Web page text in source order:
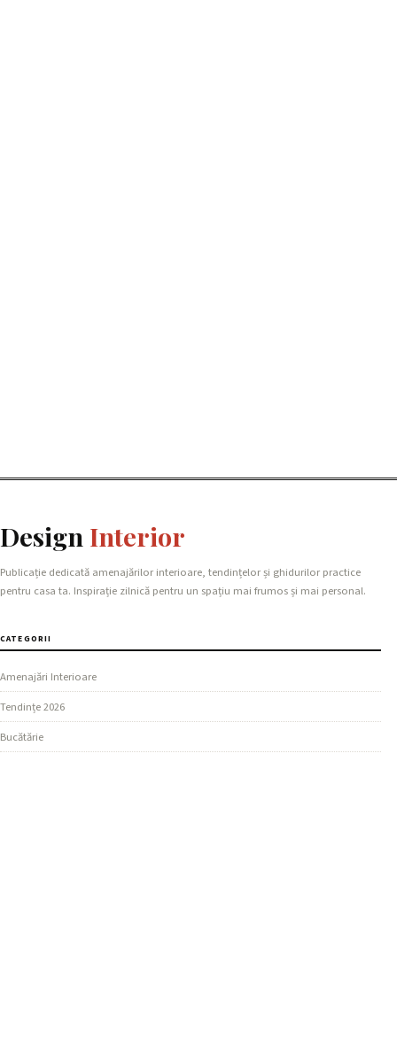
Design Interior
Publicație dedicată amenajărilor interioare, tendințelor și ghidurilor practice
pentru casa ta. Inspirație zilnică pentru un spațiu mai frumos și mai personal.
CATEGORII
Amenajări Interioare
Tendințe 2026
Bucătărie